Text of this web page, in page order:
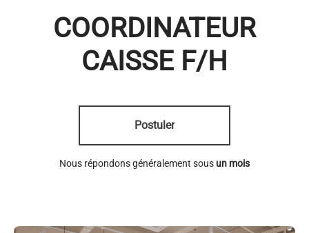
COORDINATEUR
CAISSE F/H
Postuler
Nous répondons généralement sous un mois